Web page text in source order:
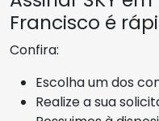
Francisco é
Confira:
Escolha um dos
Realize a sua